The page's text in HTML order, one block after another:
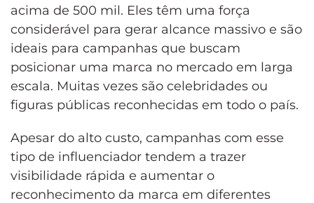
acima de 500 mil. Eles têm uma força
considerável para gerar alcance massivo e são
ideais para campanhas que buscam
posicionar uma marca no mercado em larga
escala. Muitas vezes são celebridades ou
figuras públicas reconhecidas em todo o país.
Apesar do alto custo, campanhas com esse
tipo de influenciador tendem a trazer
visibilidade rápida e aumentar o
reconhecimento da marca em diferentes